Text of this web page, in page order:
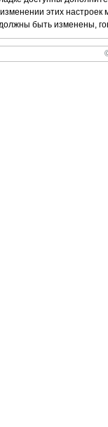
этих
быть изменены,